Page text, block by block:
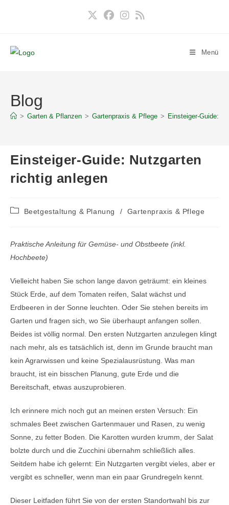
Menü
Blog
> Garten & Pflanzen > Gartenpraxis & Pflege > Einsteiger-Guide:
Einsteiger-Guide: Nutzgarten
richtig anlegen
Beitrags-
Beetgestaltung & Planung / Gartenpraxis & Pflege
Praktische Anleitung für Gemüse- und Obstbeete (inkl.
Hochbeete)
Vielleicht haben Sie schon lange davon geträumt: ein kleines
Stück Erde, auf dem Tomaten reifen, Salat wächst und
Erdbeeren in der Sonne leuchten. Oder Sie stehen bereits im
Garten und fragen sich, wo Sie überhaupt anfangen sollen.
Beides ist völlig normal. Den ersten Nutzgarten anzulegen klingt
nach mehr, als es tatsächlich ist, denn im Grunde braucht man
kein Agrarwissen und keine Spezialausrüstung. Was man
braucht, ist ein bisschen Planung, gute Erde und die
Bereitschaft, etwas auszuprobieren.
Ich erinnere mich noch gut an meinen ersten Versuch: Ein
schmales Beet zwischen Gartenmauer und Rasen, zu wenig
Sonne, zu fetter Boden. Die Karotten wurden krumm, der Salat
bolzte durch und die Zucchini übernahm schließlich alles.
Seitdem habe ich gelernt: Ein Nutzgarten vergibt vieles, aber er
vergibt es schneller, wenn man ein paar Grundregeln kennt.
Dieser Leitfaden führt Sie von der ersten Standortwahl bis zur